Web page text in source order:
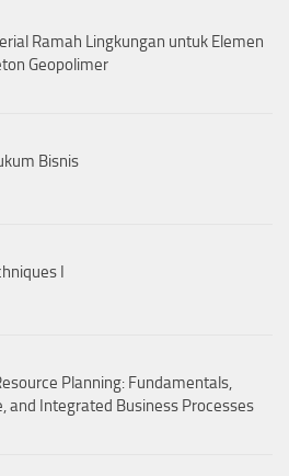
Ramah Lingkungan untuk Elemen
Geopolimer
Bisnis
I
Planning: Fundamentals,
and Integrated Business Processes